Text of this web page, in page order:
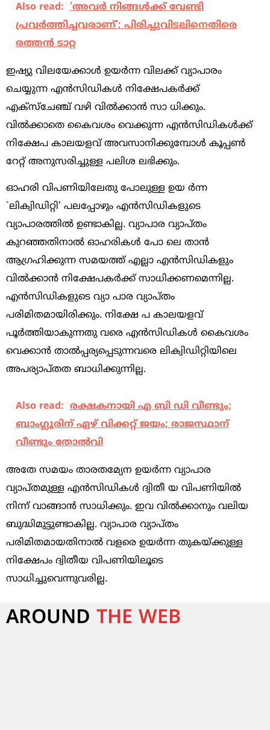
Also read: 'അവര്‍ നിങ്ങള്‍ക്ക് വേണ്ടി
പ്രവര്‍ത്തിച്ചവരാണ്'; പിരിച്ചുവിടലിനെതിരെ
രത്തന്‍ ടാറ്റ
ഇഷ്യു വിലയേക്കാള്‍ ഉയര്‍ന്ന വിലക്ക്‌ വ്യാപാരം
ചെയ്യുന്ന എന്‍സിഡികള്‍ നിക്ഷേപകര്‍ക്ക്‌
എക്‌സ്‌ചേഞ്ച്‌ വഴി വില്‍ക്കാന്‍ സാ ധിക്കും.
വില്‍ക്കാതെ കൈവശം വെക്കുന്ന എന്‍സിഡികള്‍ക്ക്‌
നിക്ഷേപ കാലയളവ്‌ അവസാനിക്കുമ്പോള്‍ കൂപ്പണ്‍
റേറ്റ്‌ അനുസരിച്ചുള്ള പലിശ ലഭിക്കും.
ഓഹരി വിപണിയിലേതു പോലുള്ള ഉയ ര്‍ന്ന
`ലിക്വിഡിറ്റി’ പലപ്പോഴും എന്‍സിഡികളുടെ
വ്യാപാരത്തില്‍ ഉണ്ടാകില്ല. വ്യാപാര വ്യാപ്‌തം
കുറഞ്ഞതിനാല്‍ ഓഹരികള്‍ പോ ലെ താന്‍
ആഗ്രഹിക്കുന്ന സമയത്ത്‌ എല്ലാ എന്‍സിഡികളും
വില്‍ക്കാന്‍ നിക്ഷേപകര്‍ക്ക്‌ സാധിക്കണമെന്നില്ല.
എന്‍സിഡികളുടെ വ്യാ പാര വ്യാപ്‌തം
പരിമിതമായിരിക്കും. നിക്ഷേ പ കാലയളവ്‌
പൂര്‍ത്തിയാകുന്നതു വരെ എന്‍സിഡികള്‍ കൈവശം
വെക്കാന്‍ താല്‍പ്പര്യപ്പെടുന്നവരെ ലിക്വിഡിറ്റിയിലെ
അപര്യാപ്‌തത ബാധിക്കുന്നില്ല.
Also read: രക്ഷകനായി എ ബി ഡി വീണ്ടും;
ബാംഗ്ലൂരിന് ഏഴ് വിക്കറ്റ് ജയം; രാജസ്ഥാന്
വീണ്ടും തോൽവി
അതേ സമയം താരതമ്യേന ഉയര്‍ന്ന വ്യാപാര
വ്യാപ്‌തമുള്ള എന്‍സിഡികള്‍ ദ്വിതീ യ വിപണിയില്‍
നിന്ന്‌ വാങ്ങാന്‍ സാധിക്കും. ഇവ വില്‍ക്കാനും വലിയ
ബുദ്ധിമുട്ടുണ്ടാകില്ല. വ്യാപാര വ്യാപ്‌തം
പരിമിതമായതിനാല്‍ വളരെ ഉയര്‍ന്ന തുകയ്‌ക്കുള്ള
നിക്ഷേപം ദ്വിതീയ വിപണിയിലൂടെ
സാധിച്ചുവെന്നുവരില്ല.
AROUND THE WEB